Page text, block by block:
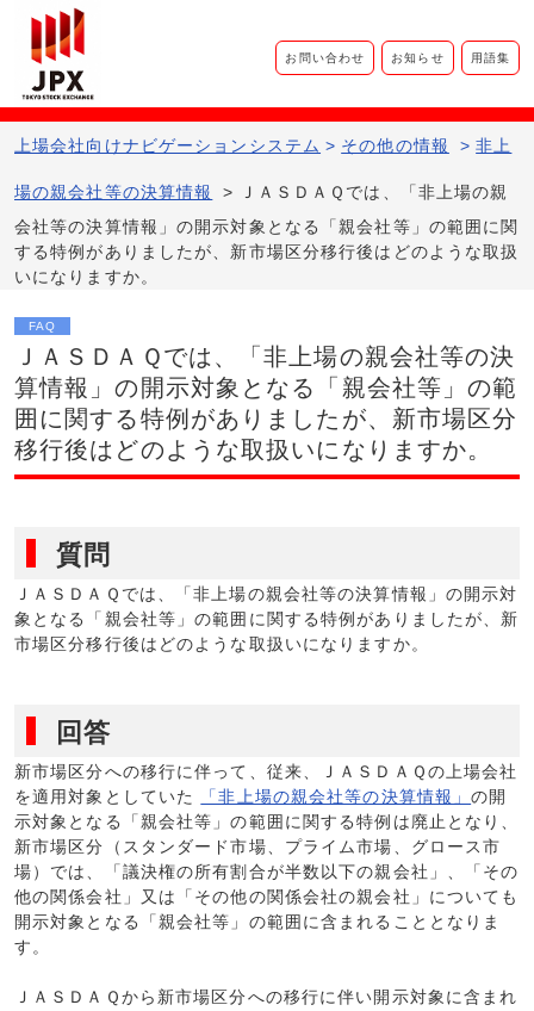
お問い合わせ お知らせ 用語集
上場会社向けナビゲーションシステム​ > その他の情報 > 非上
場の親会社等の決算情報 >
ＪＡＳＤＡＱでは、「非上場の親
会社等の決算情報」の開示対象となる「親会社等」の範囲に関
する特例がありましたが、新市場区分移行後はどのような取扱
いになりますか。
FAQ
ＪＡＳＤＡＱでは、「非上場の親会社等の決
算情報」の開示対象となる「親会社等」の範
囲に関する特例がありましたが、新市場区分
移行後はどのような取扱いになりますか。
質問
ＪＡＳＤＡＱでは、「非上場の親会社等の決算情報」の開示対
象となる「親会社等」の範囲に関する特例がありましたが、新
市場区分移行後はどのような取扱いになりますか。
回答
新市場区分への移行に伴って、従来、ＪＡＳＤＡＱの上場会社
を適用対象としていた
「非上場の親会社等の決算情報」の開
示対象となる「親会社等」の範囲に関する特例は廃止となり、
新市場区分（スタンダード市場、プライム市場、グロース市
場）では、「議決権の所有割合が半数以下の親会社」、「その
他の関係会社」又は「その他の関係会社の親会社」についても
開示対象となる「親会社等」の範囲に含まれることとなりま
す。
ＪＡＳＤＡＱから新市場区分への移行に伴い開示対象に含まれ